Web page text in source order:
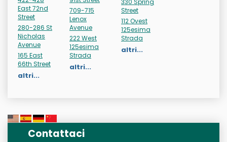
East 72nd
Street
280-286 St
Nicholas
Avenue
165 East
66th Street
altri...
709-715
Lenox
Avenue
222 West
125esima
Strada
altri...
330 Spring
Street
112 Ovest
125esima
Strada
altri...
Contattaci